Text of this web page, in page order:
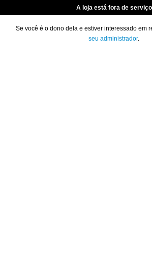
A loja está fora de serviço
Se você é o dono dela e estiver interessado em
seu administrador.